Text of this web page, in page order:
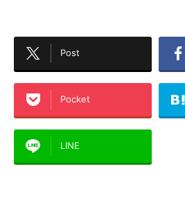
Post
Pocket
LINE